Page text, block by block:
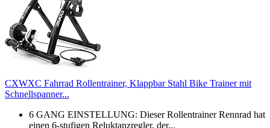
CXWXC Fahrrad Rollentrainer, Klappbar Stahl Bike Trainer mit
Schnellspanner...
6 GANG EINSTELLUNG: Dieser Rollentrainer Rennrad hat
einen 6-stufigen Reluktanzregler, der...